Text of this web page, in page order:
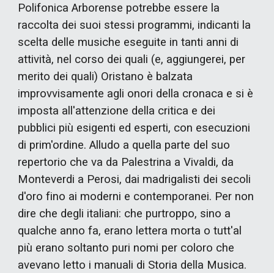
Polifonica Arborense potrebbe essere la
raccolta dei suoi stessi programmi, indicanti la
scelta delle musiche eseguite in tanti anni di
attività, nel corso dei quali (e, aggiungerei, per
merito dei quali) Oristano è balzata
improvvisamente agli onori della cronaca e si è
imposta all'attenzione della critica e dei
pubblici più esigenti ed esperti, con esecuzioni
di prim'ordine. Alludo a quella parte del suo
repertorio che va da Palestrina a Vivaldi, da
Monteverdi a Perosi, dai madrigalisti dei secoli
d'oro fino ai moderni e contemporanei. Per non
dire che degli italiani: che purtroppo, sino a
qualche anno fa, erano lettera morta o tutt'al
più erano soltanto puri nomi per coloro che
avevano letto i manuali di Storia della Musica.